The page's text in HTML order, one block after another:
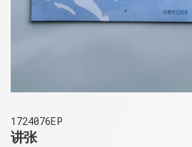
1724076EP
讲张